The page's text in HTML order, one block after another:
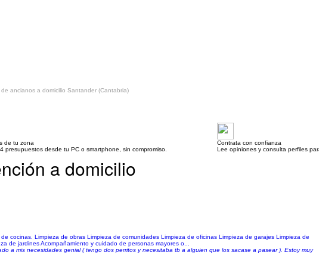
ancianos a domicilio Santander (Cantabria)
de tu zona
presupuestos desde tu PC o smartphone, sin compromiso.
Contrata con confianza
Lee opiniones y consulta perfiles
a domicilio
cocinas. Limpieza de obras Limpieza de comunidades Limpieza de oficinas Limpieza de garajes Limpieza de
de jardines Acompañamiento y cuidado de personas mayores o...
a mis necesidades genial ( tengo dos perritos y necesitaba tb a alguien que los sacase a pasear ). Estoy muy